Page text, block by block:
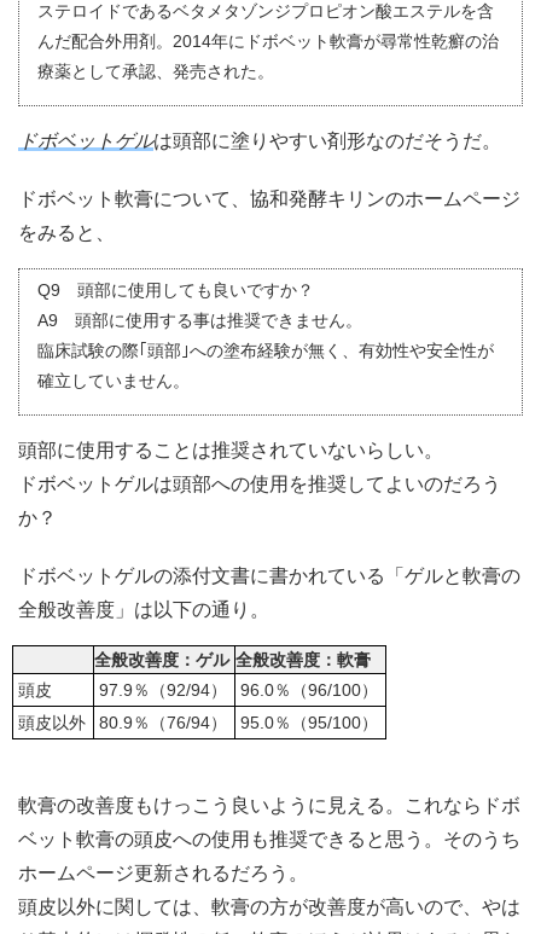
ステロイドであるベタメタゾンジプロピオン酸エステルを含
んだ配合外用剤。2014年にドボベット軟膏が尋常性乾癬の治
療薬として承認、発売された。
ドボベットゲルは頭部に塗りやすい剤形なのだそうだ。
ドボベット軟膏について、協和発酵キリンのホームページ
をみると、
Q9 頭部に使用しても良いですか？
A9 頭部に使用する事は推奨できません。
臨床試験の際｢頭部｣への塗布経験が無く、有効性や安全性が
確立していません。
頭部に使用することは推奨されていないらしい。
ドボベットゲルは頭部への使用を推奨してよいのだろう
か？
ドボベットゲルの添付文書に書かれている「ゲルと軟膏の
全般改善度」は以下の通り。
全般改善度：ゲル 全般改善度：軟膏
頭皮
97.9％（92/94）
96.0％（96/100）
頭皮以外
80.9％（76/94） 95.0％（95/100）
軟膏の改善度もけっこう良いように見える。これならドボ
ベット軟膏の頭皮への使用も推奨できると思う。そのうち
ホームページ更新されるだろう。
頭皮以外に関しては、軟膏の方が改善度が高いので、やは